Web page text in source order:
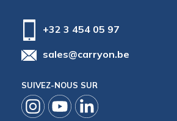
+32 3 454 05 97
sales@carryon.be
SUIVEZ-NOUS SUR